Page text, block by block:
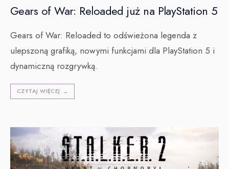
Gears of War: Reloaded już na PlayStation 5
Gears of War: Reloaded to odświeżona legenda z
ulepszoną grafiką, nowymi funkcjami dla PlayStation 5 i
dynamiczną rozgrywką.
CZYTAJ WIĘCEJ →